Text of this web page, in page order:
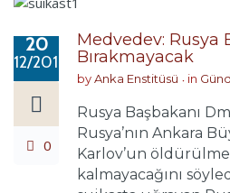
20
12/2016
0
Medvedev: Rusya
Bırakmayacak
byAnka Enstitüsü in
Rusya Başbakanı
Rusya’nın Ankara
Karlov’un
kalmayacağını